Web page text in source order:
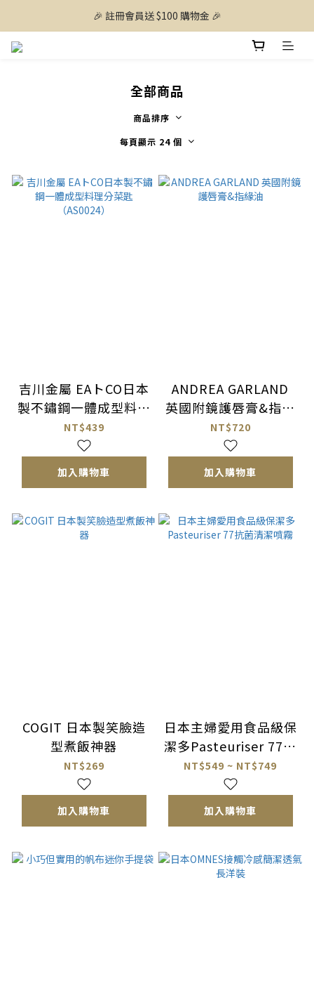
🎉 註冊會員送 $100 購物金 🎉
全部商品
商品排序
每頁顯示 24 個
吉川金屬 EAトCO日本
製不鏽鋼一體成型料理
分菜匙（AS0024）
NT$439
加入購物車
ANDREA GARLAND
英國附鏡護唇膏&指緣
油
NT$720
加入購物車
COGIT 日本製笑臉造
型煮飯神器
NT$269
加入購物車
日本主婦愛用食品級保
潔多Pasteuriser 77抗
菌清潔噴霧
NT$549 ~ NT$749
加入購物車